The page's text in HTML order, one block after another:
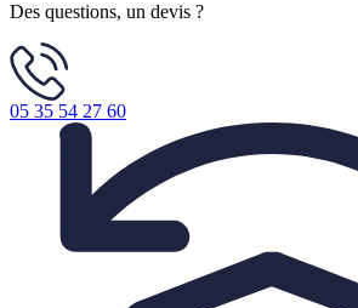
Des questions, un devis ?
05 35 54 27 60